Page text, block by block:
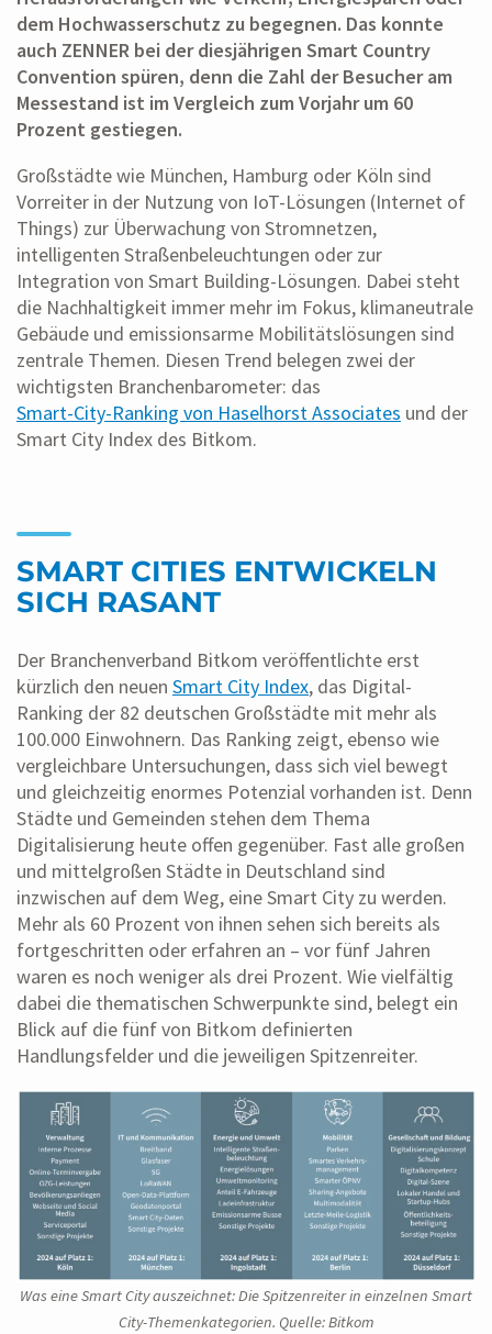
dem Hochwasserschutz zu begegnen. Das konnte
auch ZENNER bei der diesjährigen Smart Country
Convention spüren, denn die Zahl der Besucher am
Messestand ist im Vergleich zum Vorjahr um 60
Prozent gestiegen.
Großstädte wie München, Hamburg oder Köln sind
Vorreiter in der Nutzung von IoT-Lösungen (Internet of
Things) zur Überwachung von Stromnetzen,
intelligenten Straßenbeleuchtungen oder zur
Integration von Smart Building-Lösungen. Dabei steht
die Nachhaltigkeit immer mehr im Fokus, klimaneutrale
Gebäude und emissionsarme Mobilitätslösungen sind
zentrale Themen. Diesen Trend belegen zwei der
wichtigsten Branchenbarometer: das
Smart-City-Ranking von Haselhorst Associates und der
Smart City Index des Bitkom.
SMART CITIES ENTWICKELN
SICH RASANT
Der Branchenverband Bitkom veröffentlichte erst
kürzlich den neuen Smart City Index, das Digital-
Ranking der 82 deutschen Großstädte mit mehr als
100.000 Einwohnern. Das Ranking zeigt, ebenso wie
vergleichbare Untersuchungen, dass sich viel bewegt
und gleichzeitig enormes Potenzial vorhanden ist. Denn
Städte und Gemeinden stehen dem Thema
Digitalisierung heute offen gegenüber. Fast alle großen
und mittelgroßen Städte in Deutschland sind
inzwischen auf dem Weg, eine Smart City zu werden.
Mehr als 60 Prozent von ihnen sehen sich bereits als
fortgeschritten oder erfahren an – vor fünf Jahren
waren es noch weniger als drei Prozent. Wie vielfältig
dabei die thematischen Schwerpunkte sind, belegt ein
Blick auf die fünf von Bitkom definierten
Handlungsfelder und die jeweiligen Spitzenreiter.
Was eine Smart City auszeichnet: Die Spitzenreiter in einzelnen Smart
City-Themenkategorien. Quelle: Bitkom